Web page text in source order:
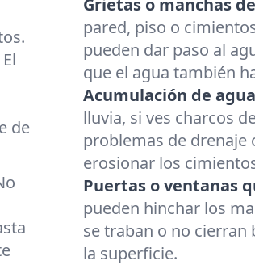
de
Grietas o manchas
pared, piso o
pueden dar paso al
que el agua también
Acumulación de
lluvia, si ves charcos
problemas de drenaje
erosionar los
Puertas o ventanas
pueden hinchar los
se traban o no cierran
la superficie.